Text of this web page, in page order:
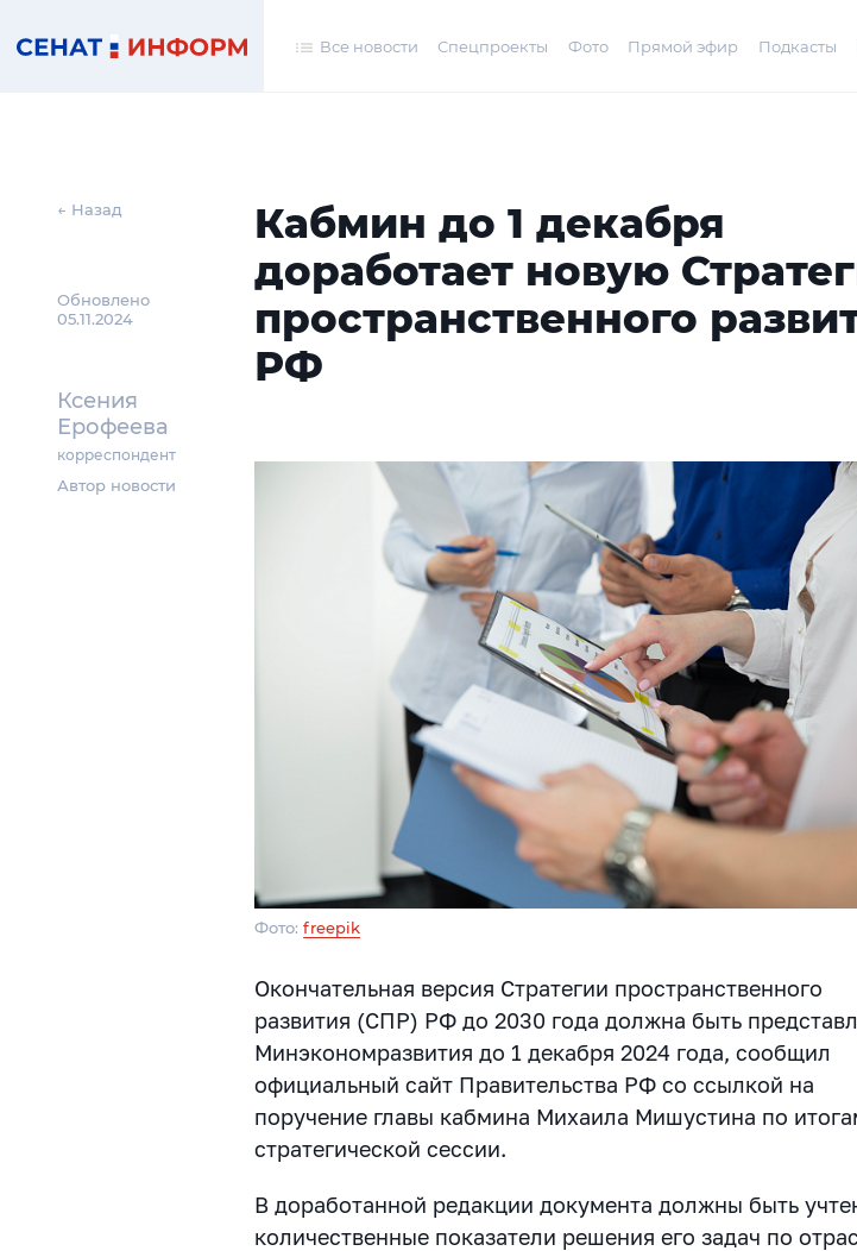
Все новости Спецпроекты Фото Прямой эфир Подкасты
← Назад
Обновлено
05.11.2024
Ксения
Ерофеева
корреспондент
Автор новости
Кабмин до 1 декабря
доработает новую
пространственного
РФ
Фото:freepik
Окончательная версия Стратегии пространственного
развития (СПР) РФ до 2030 года должна быть
Минэкономразвития до 1 декабря 2024 года, сообщил
официальный сайт Правительства РФ со ссылкой на
поручение главы кабмина Михаила Мишустина по
стратегической сессии.
В доработанной редакции документа должны быть
количественные показатели решения его задач по